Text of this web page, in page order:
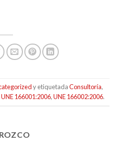
y etiquetadaConsultoría,
UNE 166001:2006,UNE 166002:2006.